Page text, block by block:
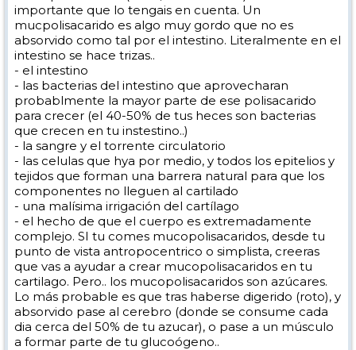
importante que lo tengais en cuenta. Un
mucpolisacarido es algo muy gordo que no es
absorvido como tal por el intestino. Literalmente en el
intestino se hace trizas..
- el intestino
- las bacterias del intestino que aprovecharan
probablmente la mayor parte de ese polisacarido
para crecer (el 40-50% de tus heces son bacterias
que crecen en tu instestino..)
- la sangre y el torrente circulatorio
- las celulas que hya por medio, y todos los epitelios y
tejidos que forman una barrera natural para que los
componentes no lleguen al cartilado
- una malísima irrigación del cartílago
- el hecho de que el cuerpo es extremadamente
complejo. SI tu comes mucopolisacaridos, desde tu
punto de vista antropocentrico o simplista, creeras
que vas a ayudar a crear mucopolisacaridos en tu
cartilago. Pero.. los mucopolisacaridos son azúcares.
Lo más probable es que tras haberse digerido (roto), y
absorvido pase al cerebro (donde se consume cada
dia cerca del 50% de tu azucar), o pase a un músculo
a formar parte de tu glucoógeno..